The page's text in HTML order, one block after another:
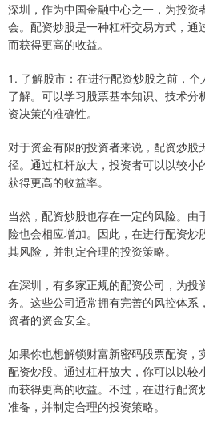
深圳，作为中国金融中心之一，为投资
会。配资炒股是一种杠杆交易方式，通
而获得更高的收益。
1. 了解股市：在进行配资炒股之前，
了解。可以学习股票基本知识、技术分
资决策的准确性。
对于资金有限的投资者来说，配资炒股
径。通过杠杆放大，投资者可以以较小
获得更高的收益率。
当然，配资炒股也存在一定的风险。由
险也会相应增加。因此，在进行配资炒
其风险，并制定合理的投资策略。
在深圳，有多家正规的配资公司，为投
务。这些公司通常拥有完善的风控体系
资者的资金安全。
如果你也想解锁财富新密码股票配资，
配资炒股。通过杠杆放大，你可以以较
而获得更高的收益。不过，在进行配资
准备，并制定合理的投资策略。